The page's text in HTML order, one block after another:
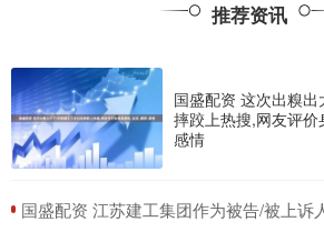
推荐资讯
国盛配资 这次出糗
摔跤上热搜,网友评价
感情
国盛配资 江苏建工集团作为被告/被上诉人的1起涉及劳动争议